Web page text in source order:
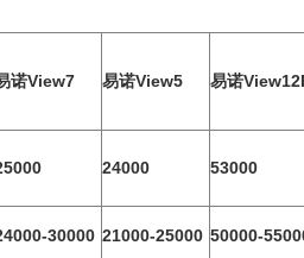
诺View7 易诺View5 易诺
24000 53000
30000 21000-25000 50000-